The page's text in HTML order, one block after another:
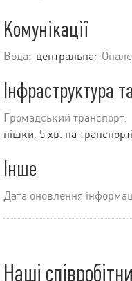
Комунікації
Вода: центральна;
Інфраструктура
Громадський транспорт:
пішки, 5 хв. на
Інше
Дата оновлення
Наші